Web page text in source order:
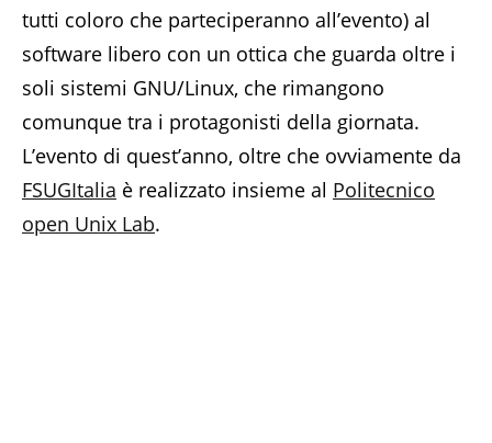
tutti coloro che parteciperanno all’evento) al
software libero con un ottica che guarda oltre i
soli sistemi GNU/Linux, che rimangono
comunque tra i protagonisti della giornata.
L’evento di quest’anno, oltre che ovviamente da
FSUGItalia è realizzato insieme al Politecnico
open Unix Lab.